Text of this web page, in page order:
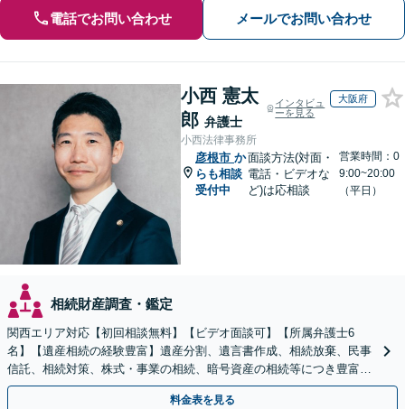
電話でお問い合わせ メールでお問い合わせ
小西 憲太
郎 弁護士
インタビュ
ーを見る
大阪府
小西法律事務所
彦根市 か
らも相談
受付中
面談方法(対面・
電話・ビデオな
ど)は応相談
営業時間：0
9:00~20:00
（平日）
相続財産調査・鑑定
関西エリア対応【初回相談無料】【ビデオ面談可】【所属弁護士6
名】【遺産相続の経験豊富】遺産分割、遺言書作成、相続放棄、民事
信託、相続対策、株式・事業の相続、暗号資産の相続等につき豊富な
対応実績。【バリアフリー】【完全個室対応】
料金表を見る